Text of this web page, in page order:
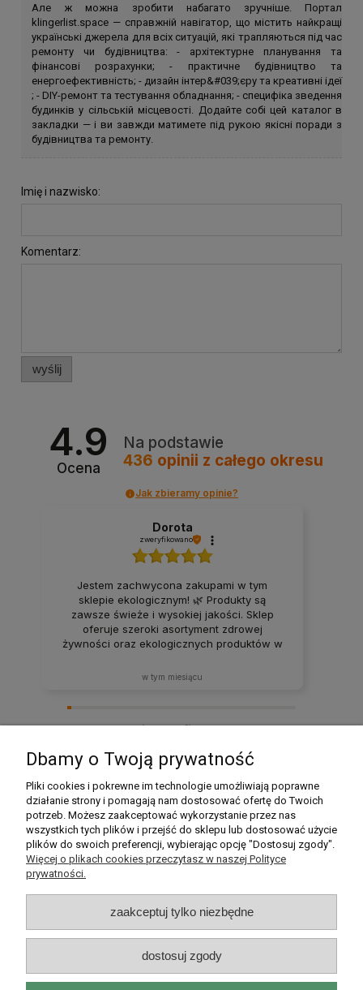
Але ж можна зробити набагато зручніше. Портал
klingerlist.space — справжній навігатор, що містить найкращі
українські джерела для всіх ситуацій, які трапляються під час
ремонту чи будівництва: - архітектурне планування та
фінансові розрахунки; - практичне будівництво та
енергоефективність; - дизайн інтер&#039;єру та креативні ідеї
; - DIY-ремонт та тестування обладнання; - специфіка зведення
будинків у сільській місцевості. Додайте собі цей каталог в
закладки — і ви завжди матимете під рукою якісні поради з
будівництва та ремонту.
Imię i nazwisko:
Komentarz:
wyślij
4.9
Ocena
Na podstawie
436 opinii z całego okresu
Jak zbieramy opinie?
Dorota
zweryfikowano
Jestem zachwycona zakupami w tym
sklepie ekologicznym! 🌿 Produkty są
zawsze świeże i wysokiej jakości. Sklep
oferuje szeroki asortyment zdrowej
żywności oraz ekologicznych produktów w
razem docierają w idealnym stanie. Zakupy
w tym miesiącu
zebranych i zweryfikowanych przez
Moje konto
Płatności i dostawa
Informacje
O nas
Dbamy o Twoją prywatność
Pliki cookies i pokrewne im technologie umożliwiają poprawne
działanie strony i pomagają nam dostosować ofertę do Twoich
potrzeb. Możesz zaakceptować wykorzystanie przez nas
wszystkich tych plików i przejść do sklepu lub dostosować użycie
plików do swoich preferencji, wybierając opcję "Dostosuj zgody".
Więcej o plikach cookies przeczytasz w naszej Polityce
prywatności.
zaakceptuj tylko niezbędne
dostosuj zgody